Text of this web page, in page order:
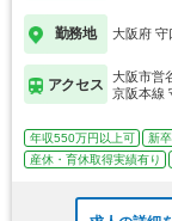
勤務地 大阪府 守
アクセス
大阪市営
京阪本線
年収550万円以上可 新
産休・育休取得実績有り